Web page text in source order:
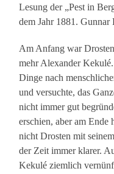
Lesung der „Pest in
dem Jahr 1881. Gunnar
Am Anfang war
mehr Alexander
Dinge nach
und versuchte, das
nicht immer gut
erschien, aber am Ende
nicht Drosten mit
der Zeit immer klarer.
Kekulé ziemlich